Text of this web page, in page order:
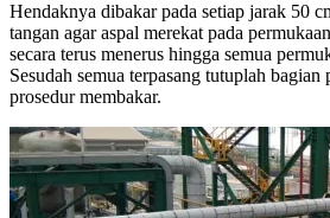
Hendaknya dibakar pada setiap jarak 50
tangan agar aspal merekat pada
secara terus menerus hingga semua
Sesudah semua terpasang tutuplah
prosedur membakar.